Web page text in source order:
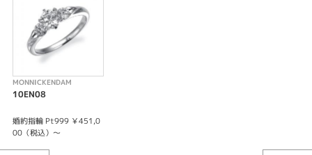
MONNICKENDAM
10EN08
婚約指輪 Pt999 ￥451,0
00（税込）～